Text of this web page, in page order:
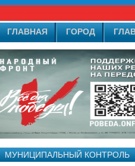
ГЛАВНАЯ ГОРОД
МУНИЦИПАЛЬНЫЙ КОНТРОЛЬ